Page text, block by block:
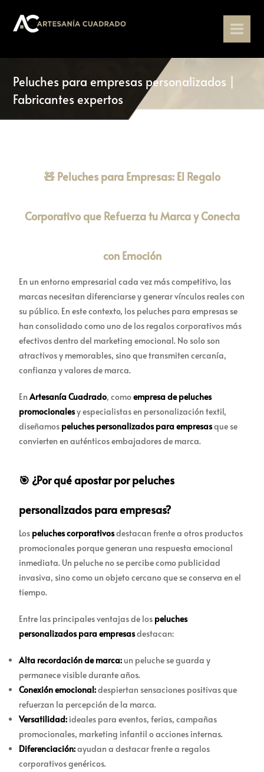
Peluches para empresas personalizados |
Fabricantes expertos
🧸 Peluches para Empresas: El Regalo
Corporativo que Refuerza tu Marca y Conecta
con Emoción
En un entorno empresarial cada vez más competitivo, las
marcas necesitan diferenciarse y generar vínculos reales con
su público. En este contexto, los peluches para empresas se
han consolidado como uno de los regalos corporativos más
efectivos dentro del marketing emocional. No solo son
atractivos y memorables, sino que transmiten cercanía,
confianza y valores de marca.
EnArtesanía Cuadrado, comoempresa de peluches
promocionalesy especialistas en personalización textil,
diseñamos peluches personalizados para empresasque se
convierten en auténticos embajadores de marca.
🎯 ¿Por qué apostar por peluches
personalizados para empresas?
Los peluches corporativosdestacan frente a otros productos
promocionales porque generan una respuesta emocional
inmediata. Un peluche no se percibe como publicidad
invasiva, sino como un objeto cercano que se conserva en el
tiempo.
Entre las principales ventajas de los peluches
personalizados para empresasdestacan:
Alta recordación de marca: un peluche se guarda y
permanece visible durante años.
Conexión emocional:despiertan sensaciones positivas que
refuerzan la percepción de la marca.
Versatilidad: ideales para eventos, ferias, campañas
promocionales, marketing infantil o acciones internas.
Diferenciación:ayudan a destacar frente a regalos
corporativos genéricos.